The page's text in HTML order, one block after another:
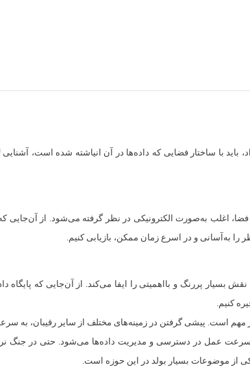
باید با ساختار فضایی که داده‌ها در آن انیاشته شده است،
اغلب به‌صورت الکترونیکی در نظر گرفته می‌شود. از آن‌جایی
نقش بسیار پررنگ و بااهمیتی را ایفا می‌کند. از آن‌جایی که
کنیم.
است. پیشی گرفتن در زمینه‌های مختلف از سایر رقیبان، به
عمل در دسترسی و مدیریت داده‌ها می‌شود. حتی در جنگ نرم،
از موضوعات بسیار بولد در این حوزه است.